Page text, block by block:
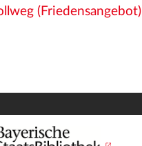
(Friedensangebot)